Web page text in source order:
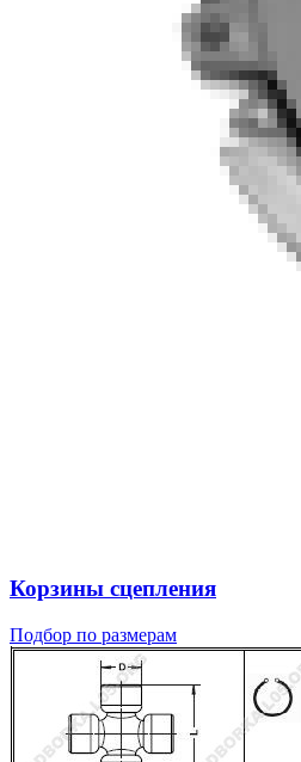
Корзины сцепления
Подбор по размерам